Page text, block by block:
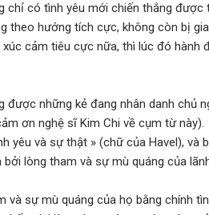
chỉ có tình yêu mới chiến thắng được
theo hướng tích cực, không còn bị
cảm tiêu cực nữa, thì lúc đó hành
được những kẻ đang nhân danh chủ
ơn nghệ sĩ Kim Chi về cụm từ này).
yêu và sự thật » (chữ của Havel), và
lòng tham và sự mù quáng của
và sự mù quáng của họ bằng chính